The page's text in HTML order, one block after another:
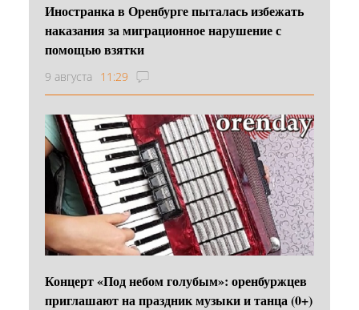
Иностранка в Оренбурге пыталась избежать
наказания за миграционное нарушение с
помощью взятки
9 августа 11:29
Концерт «Под небом голубым»: оренбуржцев
приглашают на праздник музыки и танца (0+)